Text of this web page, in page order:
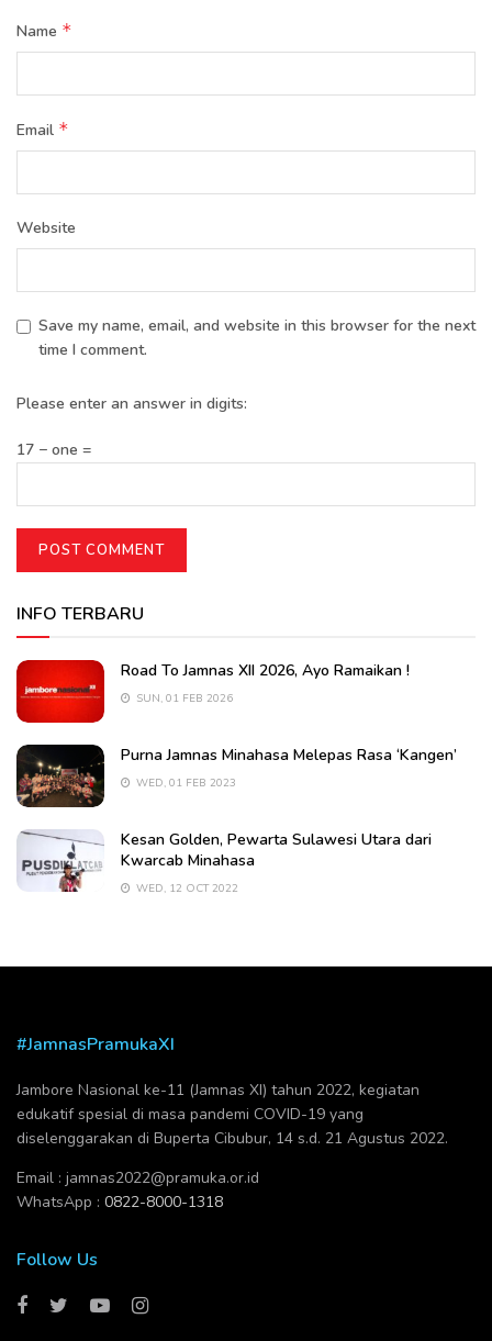
Name *
Email *
Website
Save my name, email, and website in this browser for the next
time I comment.
Please enter an answer in digits:
17 − one =
INFO TERBARU
Road To Jamnas XII 2026, Ayo Ramaikan !
SUN, 01 FEB 2026
Purna Jamnas Minahasa Melepas Rasa ‘Kangen’
WED, 01 FEB 2023
Kesan Golden, Pewarta Sulawesi Utara dari
Kwarcab Minahasa
WED, 12 OCT 2022
#JamnasPramukaXI
Jambore Nasional ke-11 (Jamnas XI) tahun 2022, kegiatan
edukatif spesial di masa pandemi COVID-19 yang
diselenggarakan di Buperta Cibubur, 14 s.d. 21 Agustus 2022.
Email : jamnas2022@pramuka.or.id
WhatsApp : 0822-8000-1318
Follow Us